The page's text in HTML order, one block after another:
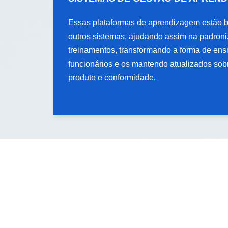
Essas plataformas de aprendizagem estão
outros sistemas, ajudando assim na
treinamentos, transformando a forma de
funcionários e os mantendo atualizados
produto e conformidade.
Essas plataformas de aprendizagem estão
outros sistemas, ajudando assim na
funcionários e os mantendo atualizados
produto e conformidade.